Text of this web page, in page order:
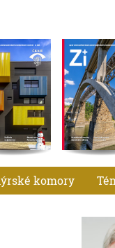
komory